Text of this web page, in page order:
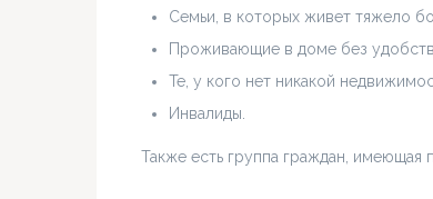
Семьи, в которых живет тяжело
Проживающие в доме без
Те, у кого нет никакой
Инвалиды.
Также есть группа граждан, имеющая